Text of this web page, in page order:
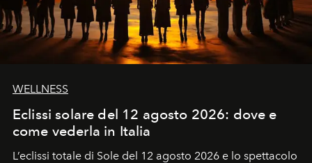
WELLNESS
Eclissi solare del 12 agosto 2026: dove e
come vederla in Italia
L’eclissi totale di Sole del 12 agosto 2026 e lo spettacolo